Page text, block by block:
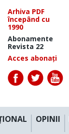
Arhiva PDF
începând cu
1990
Abonamente
Revista 22
Acces abonați
OPINII